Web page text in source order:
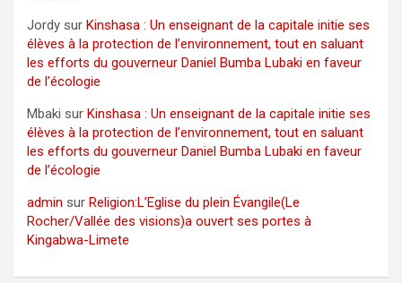
Jordy sur Kinshasa : Un enseignant de la capitale initie ses
élèves à la protection de l’environnement, tout en saluant
les efforts du gouverneur Daniel Bumba Lubaki en faveur
de l’écologie
Mbaki sur Kinshasa : Un enseignant de la capitale initie ses
élèves à la protection de l’environnement, tout en saluant
les efforts du gouverneur Daniel Bumba Lubaki en faveur
de l’écologie
admin sur Religion:L’Eglise du plein Évangile(Le
Rocher/Vallée des visions)a ouvert ses portes à
Kingabwa-Limete